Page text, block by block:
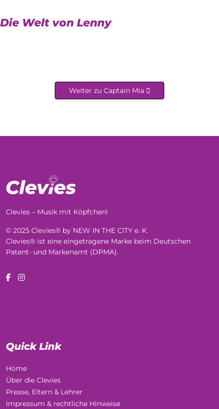
Die Welt von Lenny
Weiter zu Captain Mia
Clevies – Musik mit Köpfchen!
© 2025 Clevies® by NEW IN THE CITY e. K.
Clevies® ist eine eingetragene Marke beim Deutschen
Patent- und Markenamt (DPMA).
Quick Link
Home
Über die Clevies
Presse, Eltern & Lehrer
Impressum & rechtliche Hinweise